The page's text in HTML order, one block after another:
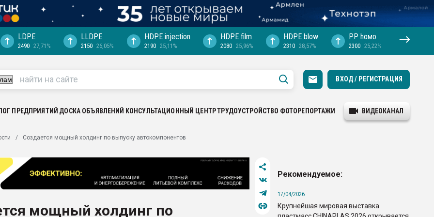
выходит на
рынке
LDPE
2490 27,71%
LLDPE
2150 26,05%
HDPE injection
2190 25,11%
HDPE film
2080 25,96%
HDPE blow
2310 28,57%
PP hомо
2300 25,22%
ВХОД / РЕГИСТРАЦИЯ
ПРЕДПРИЯТИЙ ДОСКА ОБЪЯВЛЕНИЙ КОНСУЛЬТАЦИОННЫЙ ЦЕНТРТРУДОУСТРОЙСТВО ФОТОРЕПОРТАЖИ ВИДЕОКАНАЛ
Создается мощный холдинг по выпуску автокомпонентов
мощный холдинг по
Рекомендуемое:
17/04/2026
Крупнейшая мировая выставка